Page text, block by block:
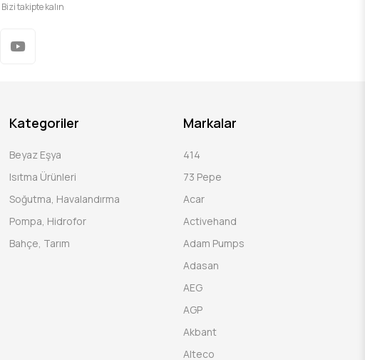
takipte kalın
Kategoriler
Beyaz Eşya
Isıtma Ürünleri
Soğutma, Havalandırma
Pompa, Hidrofor
Bahçe, Tarım
Markalar
414
73 Pepe
Acar
Activehand
Adam Pumps
Adasan
AEG
AGP
Akbant
Alteco